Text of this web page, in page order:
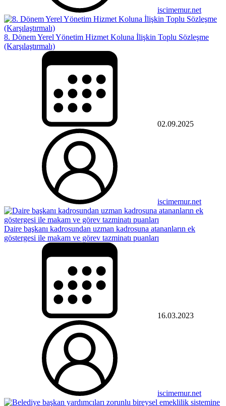
iscimemur.net
8. Dönem Yerel Yönetim Hizmet Koluna İlişkin Toplu Sözleşme
(Karşılaştırmalı)
02.09.2025
iscimemur.net
Daire başkanı kadrosundan uzman kadrosuna atananların ek
göstergesi ile makam ve görev tazminatı puanları
16.03.2023
iscimemur.net